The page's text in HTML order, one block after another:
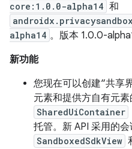
core:1.0.0-alpha14 和
alpha14 。版本 1.0.0-
新功能
您现在可以创建“共享
元素和提供方自有元
SharedUiContainer
托管。新 API 采用的
SandboxedSdkView